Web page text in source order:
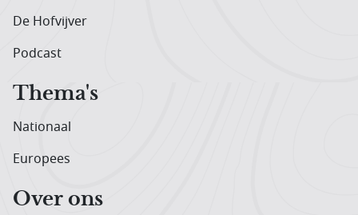
De Hofvijver
Podcast
Thema's
Nationaal
Europees
Over ons